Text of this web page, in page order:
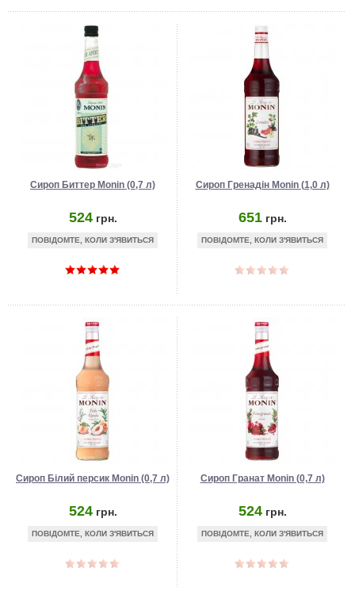
Сироп Биттер Monin (0,7 л)
524 грн.
ПОВІДОМТЕ, КОЛИ З'ЯВИТЬСЯ
Сироп Гренадін Monin (1,0 л)
651 грн.
ПОВІДОМТЕ, КОЛИ З'ЯВИТЬСЯ
Сироп Білий персик Monin (0,7 л)
524 грн.
ПОВІДОМТЕ, КОЛИ З'ЯВИТЬСЯ
Сироп Гранат Monin (0,7 л)
524 грн.
ПОВІДОМТЕ, КОЛИ З'ЯВИТЬСЯ